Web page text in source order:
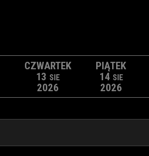
CZWARTEK
13 SIE
2026
PIĄTEK
14 SIE
2026